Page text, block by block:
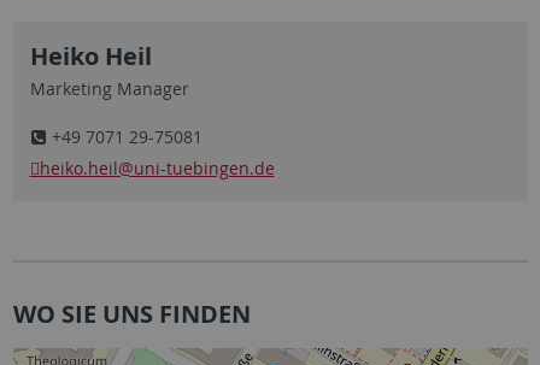
Heiko Heil
Marketing Manager
+49 7071 29-75081
heiko.heil@uni-tuebingen.de
WO SIE UNS FINDEN